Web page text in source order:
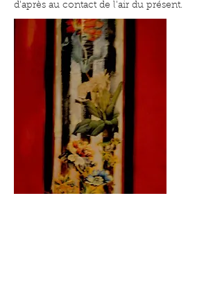
d'après au contact de l'air du présent.